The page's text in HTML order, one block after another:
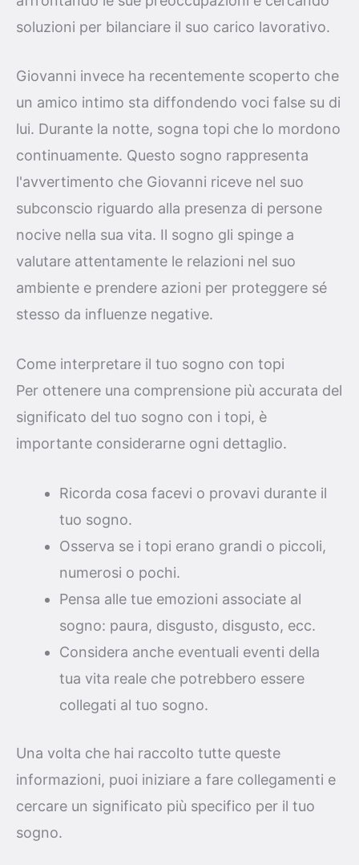
soluzioni per bilanciare il suo carico lavorativo.
Giovanni invece ha recentemente scoperto che
un amico intimo sta diffondendo voci false su di
lui. Durante la notte, sogna topi che lo mordono
continuamente. Questo sogno rappresenta
l'avvertimento che Giovanni riceve nel suo
subconscio riguardo alla presenza di persone
nocive nella sua vita. Il sogno gli spinge a
valutare attentamente le relazioni nel suo
ambiente e prendere azioni per proteggere sé
stesso da influenze negative.
Come interpretare il tuo sogno con topi
Per ottenere una comprensione più accurata del
significato del tuo sogno con i topi, è
importante considerarne ogni dettaglio.
Ricorda cosa facevi o provavi durante il
tuo sogno.
Osserva se i topi erano grandi o piccoli,
numerosi o pochi.
Pensa alle tue emozioni associate al
sogno: paura, disgusto, disgusto, ecc.
Considera anche eventuali eventi della
tua vita reale che potrebbero essere
collegati al tuo sogno.
Una volta che hai raccolto tutte queste
informazioni, puoi iniziare a fare collegamenti e
cercare un significato più specifico per il tuo
sogno.